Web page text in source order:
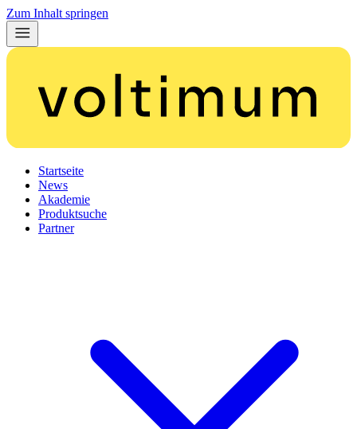
Zum Inhalt springen
Startseite
News
Akademie
Produktsuche
Partner